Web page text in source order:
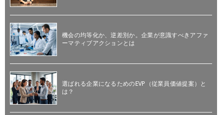
機会の均等化か、逆差別か。企業が意識すべきアファ
ーマティブアクションとは
選ばれる企業になるためのEVP（従業員価値提案）と
は？